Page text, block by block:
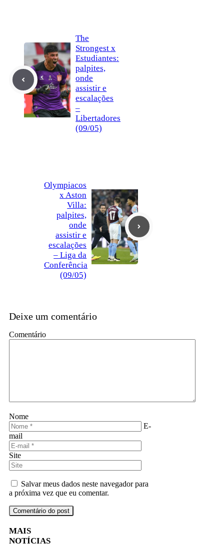
The
Strongest x
Estudiantes:
palpites,
onde
assistir e
escalações
–
Libertadores
(09/05)
Olympiacos
x Aston
Villa:
palpites,
onde
assistir e
escalações
– Liga da
Conferência
(09/05)
Deixe um comentário
Comentário
Nome
E-
mail
Site
Salvar meus dados neste navegador para
a próxima vez que eu comentar.
MAIS
NOTÍCIAS